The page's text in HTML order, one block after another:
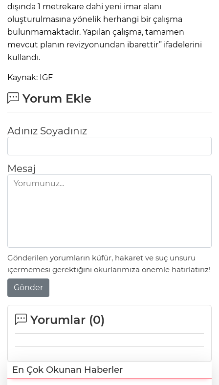
dışında 1 metrekare dahi yeni imar alanı
oluşturulmasına yönelik herhangi bir çalışma
bulunmamaktadır. Yapılan çalışma, tamamen
mevcut planın revizyonundan ibarettir” ifadelerini
kullandı.
Kaynak: IGF
Yorum Ekle
Adınız Soyadınız
Mesaj
Gönderilen yorumların küfür, hakaret ve suç unsuru
içermemesi gerektiğini okurlarımıza önemle hatırlatırız!
Gönder
Yorumlar (0)
En Çok Okunan Haberler